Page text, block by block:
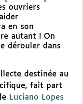
ouvriers
en son
autant ! On
dérouler dans
destinée au
fait part
Luciano Lopes